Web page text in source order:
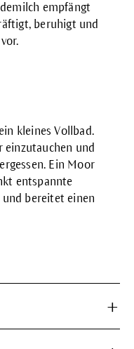
empfängt
beruhigt und
kleines Vollbad.
einzutauchen und
Ein Moor
entspannte
und bereitet einen